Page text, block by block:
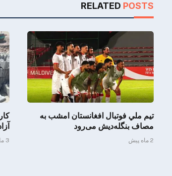
RELATED POSTS
تیم ملي فوتبال افغانستان امشب به
مصاف بنگله‌دیش می‌رود
2 ماه پیش 3 ماه پیش